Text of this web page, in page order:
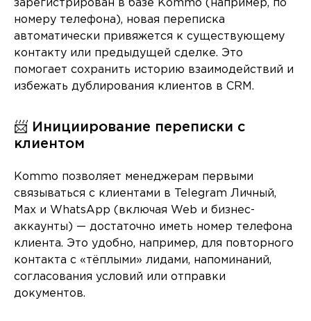
зарегистрирован в базе Kommo (например, по
номеру телефона), новая переписка
автоматически привяжется к существующему
контакту или предыдущей сделке. Это
помогает сохранить историю взаимодействий и
избежать дублирования клиентов в CRM.
📨 Инициирование переписки с
клиентом
Kommo позволяет менеджерам первыми
связываться с клиентами в Telegram Личный,
Max и WhatsApp (включая Web и бизнес-
аккаунты) — достаточно иметь номер телефона
клиента. Это удобно, например, для повторного
контакта с «тёплыми» лидами, напоминаний,
согласования условий или отправки
документов.